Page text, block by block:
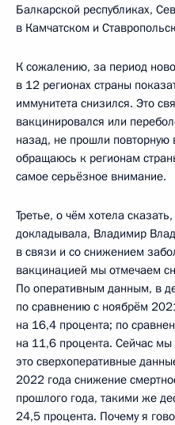
Балкарской республиках,
в Камчатском и
К сожалению, за период
в 12 регионах страны
иммунитета снизился. Это
вакцинировался или
назад, не прошли
обращаюсь к регионам
самое серьёзное внимание.
Третье, о чём хотела
докладывала, Владимир
в связи и со снижением
вакцинацией мы отмечаем
По оперативным данным, в
по сравнению с ноябрём
на 16,4 процента; по
на 11,6 процента. Сейчас
это сверхоперативные
2022 года снижение
прошлого года, такими же
24,5 процента. Почему я